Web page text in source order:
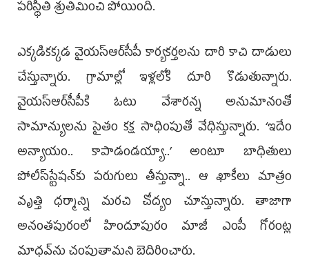
పరిస్థితి శ్రుతిమించి పోయింది.
ఎక్కడికక్కడ వైయ‌స్ఆర్‌సీపీ కార్యకర్తలను దారి కాచి దాడులు
చేస్తున్నారు. గ్రామాల్లో ఇళ్లలోకి దూరి కొడుతున్నారు.
వైయ‌స్ఆర్‌సీపీకి ఓటు వేశారన్న అనుమానంతో
సామాన్యులను సైతం కక్ష సాధింపుతో వేధిస్తున్నారు. ‘ఇదేం
అన్యాయం.. కాపాడండయ్యా..’ అంటూ బాధితులు
పోలీస్‌స్టేషన్‌కు పరుగులు తీస్తున్నా.. ఆ ఖాకీలు మాత్రం
వృత్తి ధర్మాన్ని మరచి చోద్యం చూస్తున్నారు. తాజాగా
అనంతపురంలో హిందూపురం మాజీ ఎంపీ గోరంట్ల
మాధవ్‌ను చంపుతామని బెదిరించారు.